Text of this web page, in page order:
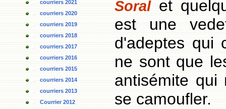
courriers 2021
courriers 2020
courriers 2019
courriers 2018
courriers 2017
courriers 2016
courriers 2015
courriers 2014
courriers 2013
Courrier 2012
Soral et
est une
d'adeptes qui
ne sont que
antisémite
se camoufler.